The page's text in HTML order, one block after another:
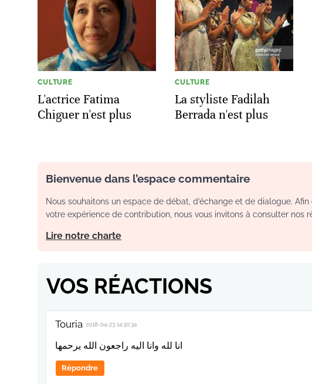
CULTURE
L'actrice Fatima
Chiguer n'est plus
CULTURE
La styliste Fadilah
Berrada n'est plus
Bienvenue dans l’espace commentaire
Nous souhaitons un espace de débat, d’échange et de dialogue.
votre expérience de contribution, nous vous invitons à consulter nos
Lire notre charte
VOS RÉACTIONS
Touria 2018-04-23 14:30:34
انا لله وانا اليه راجعون الله يرحمها
Répondre